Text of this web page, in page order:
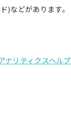
)などがあります。
ナリティクスヘル